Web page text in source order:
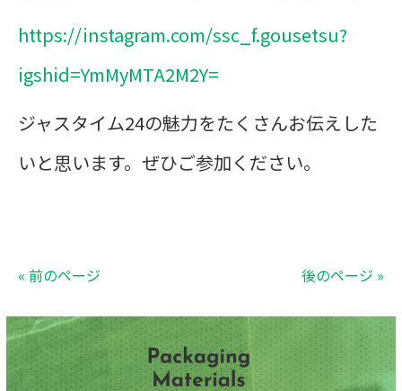
https://instagram.com/ssc_f.gousetsu?
igshid=YmMyMTA2M2Y=
ジャスタイム24の魅力をたくさんお伝えした
いと思います。ぜひご参加ください。
« 前のページ 後のページ »